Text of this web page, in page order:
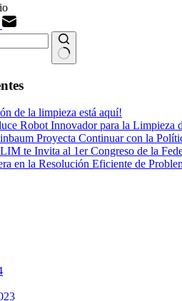
de la limpieza está aquí!
Robot Innovador para la Limpieza
Proyecta Continuar con la
te Invita al 1er Congreso de la
en la Resolución Eficiente de